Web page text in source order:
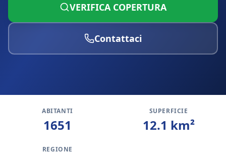
VERIFICA COPERTURA
Contattaci
ABITANTI
1651
SUPERFICIE
12.1 km²
REGIONE